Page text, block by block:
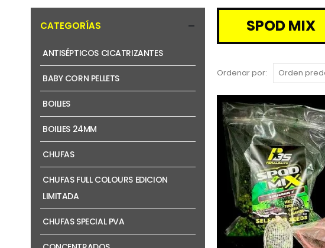
SPOD MIX
Ordenar por:
CATEGORÍAS
ANTISÉPTICOS CICATRIZANTES
BABY CORN PELLETS
BOILIES
BOILIES 24MM
CHUFAS
CHUFAS FULL COLOURS EDICION
LIMITADA
CHUFAS SPECIAL PVA